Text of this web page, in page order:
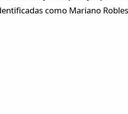
como Mariano